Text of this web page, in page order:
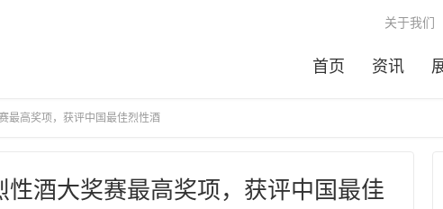
首页 资讯
关于我们
最高奖项，获评中国最佳烈性酒
性酒大奖赛最高奖项，获评中国最佳